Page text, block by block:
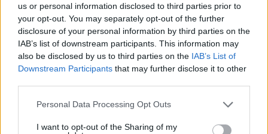
us or personal information disclosed to third parties prior to
your opt-out. You may separately opt-out of the further
disclosure of your personal information by third parties on the
IAB’s list of downstream participants. This information may
also be disclosed by us to third parties on the IAB’s List of
Downstream Participants that may further disclose it to other
Please note that this website/app uses one or more Google
not limited to your visit or usage behaviour. You may click to
Personal Data Processing Opt Outs
I want to opt-out of the Sharing of my
Το DEI College παρουσιάζει τη Sophia. Την πρώτη 24/7
βοηθό AI που αλλάζει τον τρόπο με τον οποίο μαθαίνουν οι
φοιτητές
30.07.2026, 09:33
Η Smart φοιτητική κατοικία στην καρδιά της Αθήνας
Διασκεδάζουμε υπεύθυνα, επιστρέφουμε με ασφάλεια